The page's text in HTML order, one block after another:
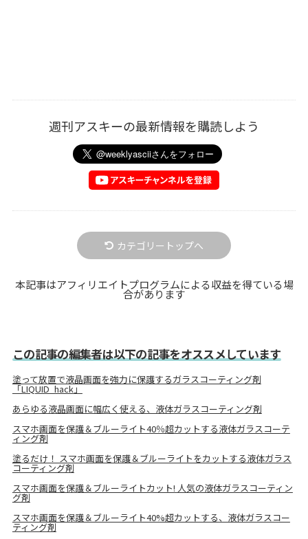
週刊アスキーの最新情報を購読しよう
カテゴリートップへ
本記事はアフィリエイトプログラムによる収益を得ている場
合があります
この記事の編集者は以下の記事をオススメしています
塗って放置で液晶画面を強力に保護するガラスコーティング剤
「LIQUID_hack」
あらゆる液晶画面に幅広く使える、液体ガラスコーティング剤
スマホ画面を保護＆ブルーライト40％超カットする液体ガラスコーテ
ィング剤
塗るだけ！ スマホ画面を保護＆ブルーライトをカットする液体ガラス
コーティング剤
スマホ画面を保護＆ブルーライトカット! 人気の液体ガラスコーティン
グ剤
スマホ画面を保護＆ブルーライト40%超カットする、液体ガラスコー
ティング剤